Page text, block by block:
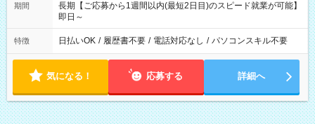
期間
長期【ご応募から1週間以内(最短2日目)のスピード就業が可能】
即日～
特徴 日払いOK / 履歴書不要 / 電話対応なし / パソコンスキル不要
気になる！ 応募する 詳細へ